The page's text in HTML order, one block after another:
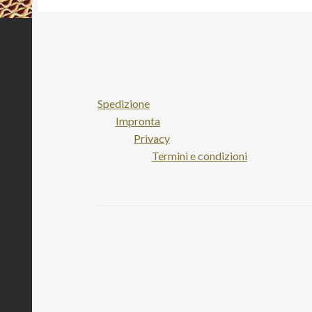
Spedizione
Impronta
Privacy
Termini e condizioni